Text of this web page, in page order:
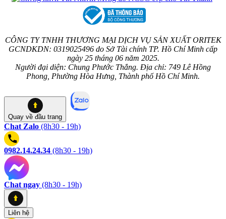
CÔNG TY TNHH THƯƠNG MẠI DỊCH VỤ SẢN XUẤT ORITEK
GCNDKDN: 0319025496 do Sở Tài chính TP. Hồ Chí Minh cấp
ngày 25 tháng 06 năm 2025.
Người đại diện: Chung Phước Thắng. Địa chỉ: 749 Lê Hồng
Phong, Phường Hòa Hưng, Thành phố Hồ Chí Minh.
Quay về đầu trang
Chat Zalo (8h30 - 19h)
0982.14.24.34 (8h30 - 19h)
Chat ngay (8h30 - 19h)
Liên hệ